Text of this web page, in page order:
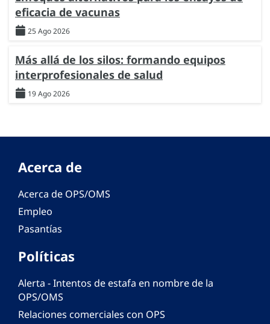
eficacia de vacunas
25 Ago 2026
Más allá de los silos: formando equipos
interprofesionales de salud
19 Ago 2026
Acerca de
Acerca de OPS/OMS
Empleo
Pasantías
Políticas
Alerta - Intentos de estafa en nombre de la
OPS/OMS
Relaciones comerciales con OPS